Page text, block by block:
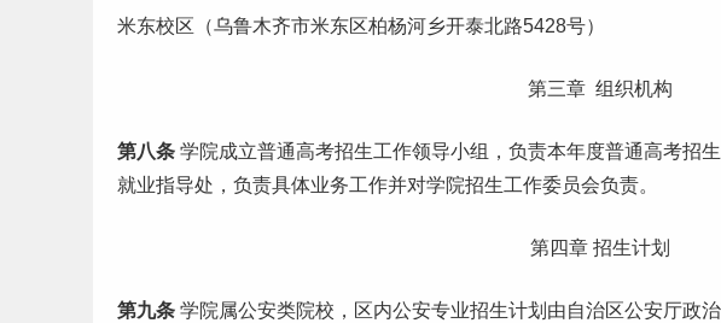
米东校区（乌鲁木齐市米东区柏杨河乡开泰北路5428号）
第三章 组织机构
第八条 学院成立普通高考招生工作领导小组，负责本年度普通高考招
就业指导处，负责具体业务工作并对学院招生工作委员会负责。
第四章 招生计划
第九条 学院属公安类院校，区内公安专业招生计划由自治区公安厅政